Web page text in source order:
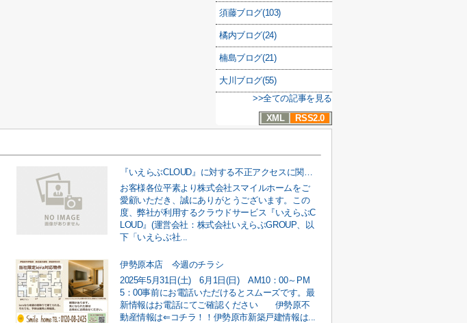
須藤ブログ(103)
橘内ブログ(24)
楠島ブログ(21)
大川ブログ(55)
>>全ての記事を見る
XML
RSS2.0
『いえらぶCLOUD』に対する不正アクセスに関するお知らせ
お客様各位平素より株式会社スマイルホームをご
愛顧いただき、誠にありがとうございます。この
度、弊社が利用するクラウドサービス『いえらぶC
LOUD』(運営会社：株式会社いえらぶGROUP、以
下「いえらぶ社...
伊勢原本店 今週のチラシ
2025年5月31日(土) 6月1日(日) AM10：00～PM
5：00事前にお電話いただけるとスムーズです。最
新情報はお電話にてご確認ください 伊勢原不
動産情報は⇐コチラ！！伊勢原市新築戸建情報は...